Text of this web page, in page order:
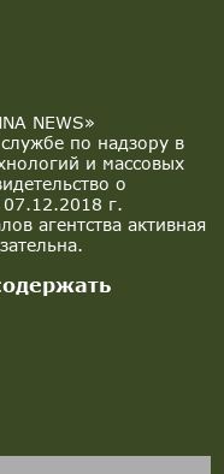
NEWS»
по надзору в
и массовых
о
г.
агентства активная